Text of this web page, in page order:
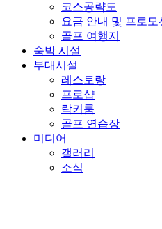
코스공략도
요금 안내 및 프로모
골프 여행지
숙박 시설
부대시설
레스토랑
프로샵
락커룸
골프 연습장
미디어
갤러리
소식